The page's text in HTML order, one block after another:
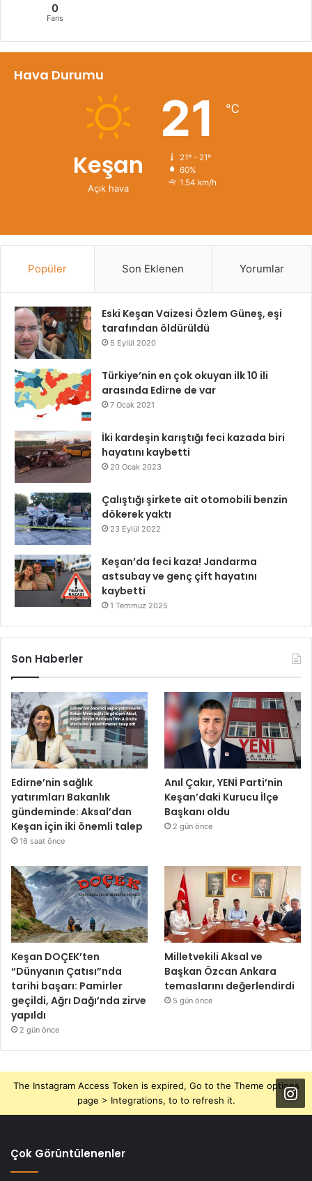
0
Fans
Hava Durumu
Keşan
Açık hava
21 ℃
21º - 21º
60%
1.54 km/h
Popüler Son Eklenen Yorumlar
Eski Keşan Vaizesi Özlem Güneş, eşi
tarafından öldürüldü
5 Eylül 2020
Türkiye’nin en çok okuyan ilk 10 ili
arasında Edirne de var
7 Ocak 2021
İki kardeşin karıştığı feci kazada biri
hayatını kaybetti
20 Ocak 2023
Çalıştığı şirkete ait otomobili benzin
dökerek yaktı
23 Eylül 2022
Keşan’da feci kaza! Jandarma
astsubay ve genç çift hayatını
kaybetti
1 Temmuz 2025
Son Haberler
Edirne’nin sağlık
yatırımları Bakanlık
gündeminde: Aksal’dan
Keşan için iki önemli talep
16 saat önce
Anıl Çakır, YENİ Parti’nin
Keşan’daki Kurucu İlçe
Başkanı oldu
2 gün önce
Keşan DOÇEK’ten
“Dünyanın Çatısı”nda
tarihi başarı: Pamirler
geçildi, Ağrı Dağı’nda zirve
yapıldı
2 gün önce
Milletvekili Aksal ve
Başkan Özcan Ankara
temaslarını değerlendirdi
5 gün önce
The Instagram Access Token is expired, Go to the Theme options
page > Integrations, to to refresh it.
Çok Görüntülenenler